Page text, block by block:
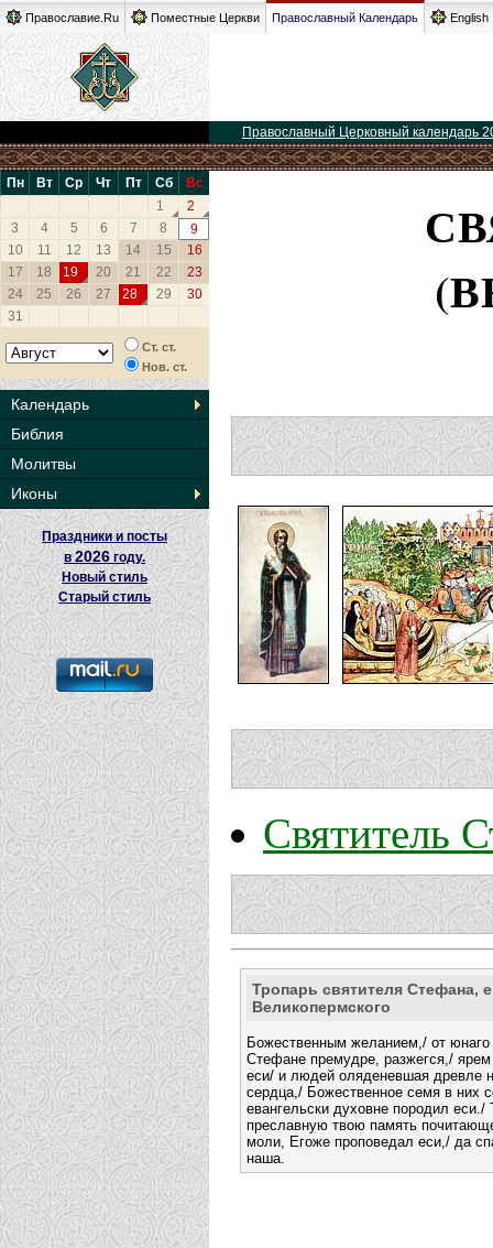
Православие.Ru Поместные Церкви Православный Календарь English
Православный Церковный календарь
Пн Вт Ср Чт Пт Сб
Вс
1
2
3
4 5 6 7 8
9
10
11 12 13 14 15
16
17
18 19 20 21 22
23
24
25 26 27 28 29
30
31
Ст. ст.
Нов. ст.
Календарь
Библия
Молитвы
Иконы
Праздники и посты
в2026 году.
Новый стиль
Старый стиль
Святитель
Тропарь святителя Стефана,
Великопермского
Божественным желанием,/ от юнаго
Стефане премудре, разжегся,/
еси/ и людей оляденевшая древле
сердца,/ Божественное семя в них
евангельски духовне породил еси./
преславную твою память
моли, Егоже проповедал еси,/ да
наша.